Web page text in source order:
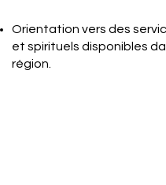
Orientation vers des
et spirituels disponibles
région.